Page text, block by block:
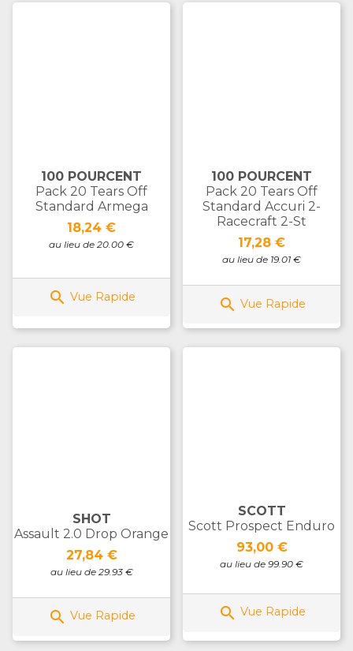
100 POURCENT
Pack 20 Tears Off
Standard Armega
Prix
18,24 €
au lieu de 20.00 €
 Vue Rapide
100 POURCENT
Pack 20 Tears Off
Standard Accuri 2-
Racecraft 2-St
Prix
17,28 €
au lieu de 19.01 €
 Vue Rapide
SHOT
Assault 2.0 Drop Orange
Prix
27,84 €
au lieu de 29.93 €
 Vue Rapide
SCOTT
Scott Prospect Enduro
Prix
93,00 €
au lieu de 99.90 €
 Vue Rapide